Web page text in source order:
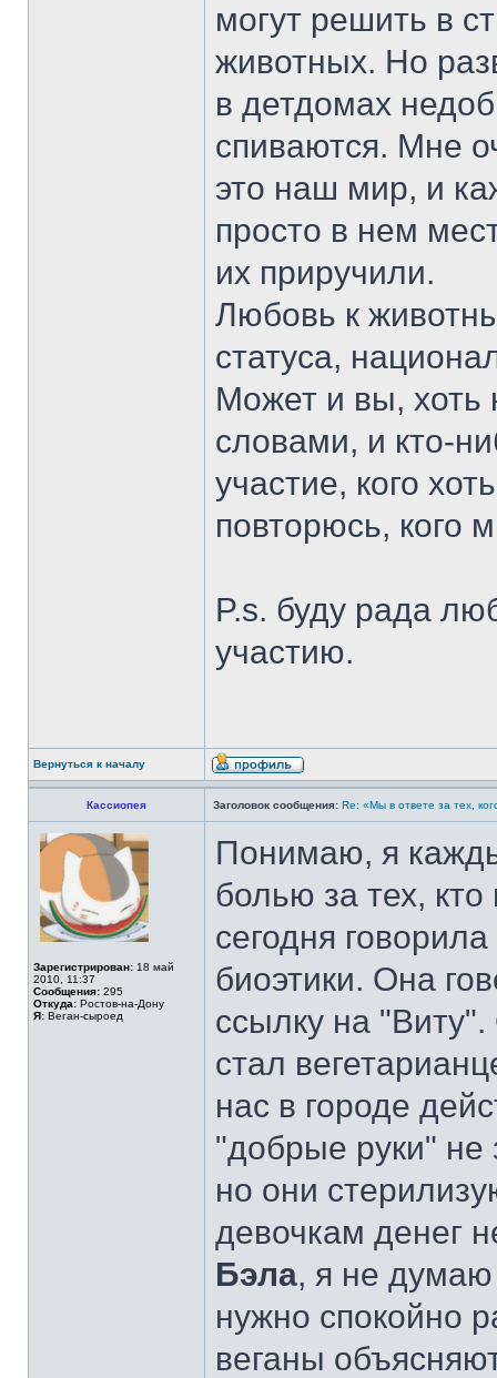
могут решить в
животных. Но
в детдомах
спиваются. Мне
это наш мир, и
просто в нем
их приручили.
Любовь к
статуса,
Может и вы, хоть
словами, и кто-
участие, кого
повторюсь, кого
P.s. буду рада
участию.
Вернуться к началу
Кассиопея Заголовок сообщения: Re: «Мы в ответе за тех,
Зарегистрирован: 18 май
2010, 11:37
Сообщения: 295
Откуда: Ростов-на-Дону
Я: Веган-сыроед
Понимаю, я
болью за тех,
сегодня
биоэтики. Она
ссылку на
стал
нас в городе
"добрые руки" не
но они
девочкам денег
Бэла, я не думаю
нужно спокойно
веганы